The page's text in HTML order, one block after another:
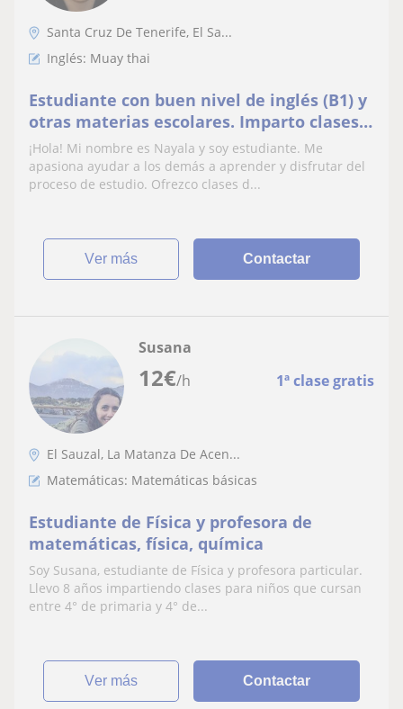
Santa Cruz De Tenerife, El Sa...
Inglés: Muay thai
Estudiante con buen nivel de inglés (B1) y
otras materias escolares. Imparto clases
de apoyo para Primaria y ESO con
paciencia.
¡Hola! Mi nombre es Nayala y soy estudiante. Me
apasiona ayudar a los demás a aprender y disfrutar del
proceso de estudio. Ofrezco clases d...
ver más Contactar
12€/h 1ª clase gratis
Susana
El Sauzal, La Matanza De Acen...
Matemáticas: Matemáticas básicas
Estudiante de Física y profesora de
matemáticas, física, química
Soy Susana, estudiante de Física y profesora particular.
Llevo 8 años impartiendo clases para niños que cursan
entre 4° de primaria y 4° de...
ver más Contactar